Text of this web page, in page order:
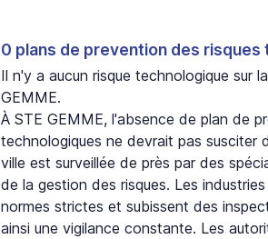
0 plans de prevention des risques
Il n'y a aucun risque technologique sur
GEMME.
À STE GEMME, l'absence de plan de
technologiques ne devrait pas susciter
ville est surveillée de près par des
de la gestion des risques. Les
normes strictes et subissent des
ainsi une vigilance constante. Les